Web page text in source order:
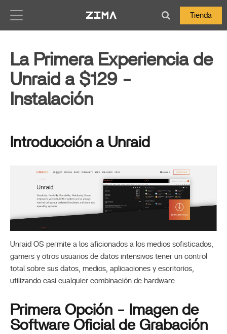
Tienda
La Primera Experiencia de
Unraid a $129 -
Instalación
Introducción a Unraid
Unraid OS permite a los aficionados a los medios sofisticados,
gamers y otros usuarios de datos intensivos tener un control
total sobre sus datos, medios, aplicaciones y escritorios,
utilizando casi cualquier combinación de hardware.
Primera Opción - Imagen de
Software Oficial de Grabación